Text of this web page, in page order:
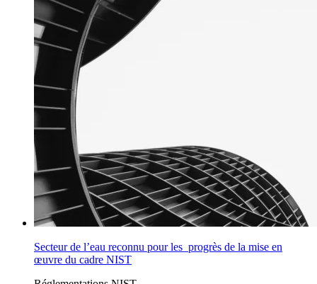
Secteur de l’eau reconnu pour les progrès de la mise en
œuvre du cadre NIST